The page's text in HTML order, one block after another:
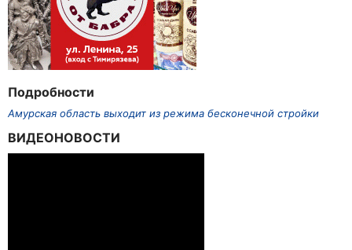
Подробности
Амурская область выходит из режима бесконечной стройки
ВИДЕОНОВОСТИ